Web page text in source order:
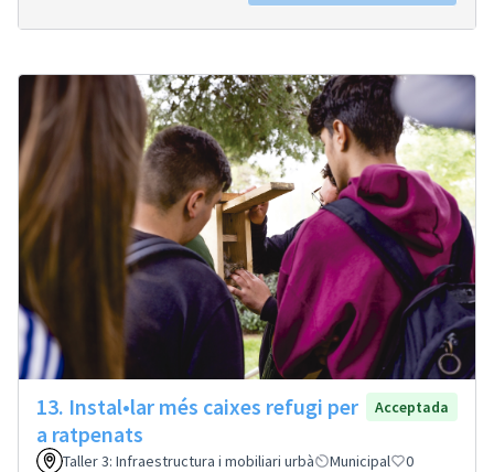
13. Instal•lar més caixes refugi per
a ratpenats
Acceptada
Taller 3: Infraestructura i mobiliari urbà Municipal 0